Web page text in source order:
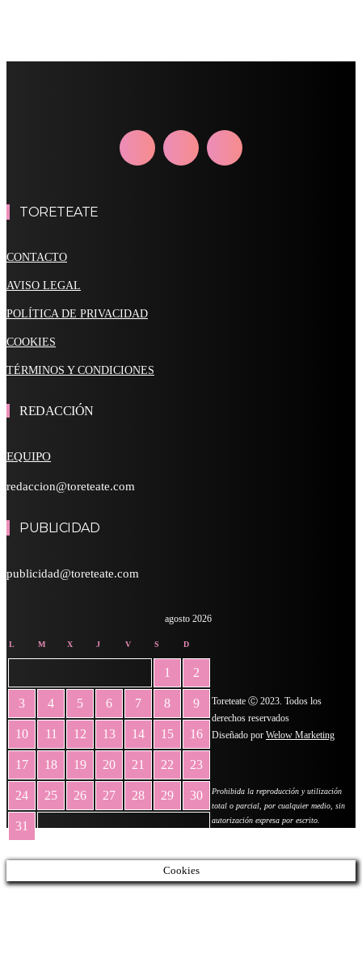
TORETEATE
CONTACTO
AVISO LEGAL
POLÍTICA DE PRIVACIDAD
COOKIES
TÉRMINOS Y CONDICIONES
REDACCIÓN
EQUIPO
redaccion@toreteate.com
PUBLICIDAD
publicidad@toreteate.com
agosto 2026
L M X J V S D
1 2
3 4 5 6 7 8 9
10 11 12 13 14 15 16
17 18 19 20 21 22 23
24 25 26 27 28 29 30
31
Toreteate Ⓒ 2023. Todos los
derechos reservados
Diseñado por Welow Marketing
Prohibida la reproducción y utilización
total o parcial, por cualquier medio, sin
autorización expresa por escrito.
Cookies